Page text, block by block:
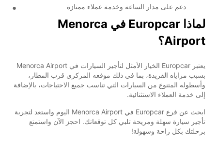
دعم على مدار الساعة وخدمة عملاء ممتازة
لماذا Europcar في Menorca
Airport؟
يعتبر Europcar الخيار الأمثل لتأجير السيارات في Menorca Airport
بسبب مزاياه الفريدة، بما في ذلك موقعه المركزي قرب المطار،
وأسطوله المتنوع من السيارات التي تناسب جميع الاحتياجات، بالإضافة
إلى خدمة العملاء الاستثنائية.
ابحث عن فرع Europcar في Menorca Airport اليوم واستعد لتجربة
تأجير سيارة سهلة ومريحة تلبي كل توقعاتك. احجز الآن واستمتع
برحلتك بكل راحة وسهولة!